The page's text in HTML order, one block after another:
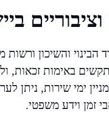
הבינוי והשיכון
באימות זכאות,
ימי שירות, ניתן
זמן וידע משפטי.